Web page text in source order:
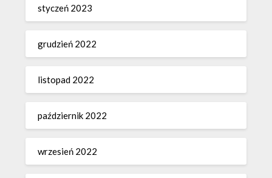
styczeń 2023
grudzień 2022
listopad 2022
październik 2022
wrzesień 2022